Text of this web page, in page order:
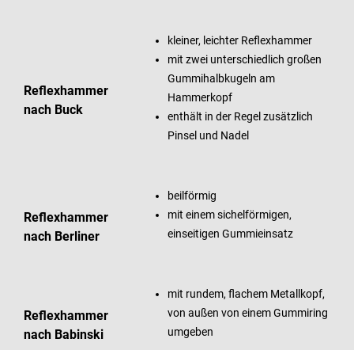
Reflexhammer
nach Buck
kleiner, leichter Reflexhammer
mit zwei unterschiedlich großen
Gummihalbkugeln am
Hammerkopf
enthält in der Regel zusätzlich
Pinsel und Nadel
Reflexhammer
nach Berliner
beilförmig
mit einem sichelförmigen,
einseitigen Gummieinsatz
Reflexhammer
nach Babinski
mit rundem, flachem Metallkopf,
von außen von einem Gummiring
umgeben